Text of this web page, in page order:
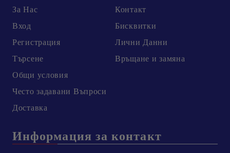
За Нас
Вход
Регистрация
Търсене
Общи условия
Честo задавани Въпроси
Доставка
Контакт
Бисквитки
Лични Данни
Връщане и замяна
Информация за контакт